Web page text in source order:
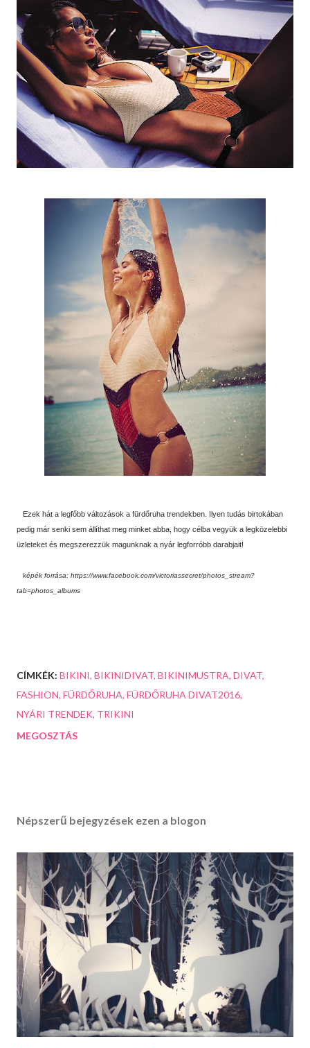
Ezek hát a legfőbb változások a fürdőruha trendekben. Ilyen tudás birtokában
pedig már senki sem állíthat meg minket abba, hogy célba vegyük a legközelebbi
üzleteket és megszerezzük magunknak a nyár legforróbb darabjait!
képék forrása: https://www.facebook.com/victoriassecret/photos_stream?
tab=photos_albums
CÍMKÉK: BIKINI BIKINIDIVAT BIKINIMUSTRA DIVAT
FASHION FÜRDŐRUHA FÜRDŐRUHA DIVAT2016
NYÁRI TRENDEK TRIKINI
MEGOSZTÁS
Népszerű bejegyzések ezen a blogon